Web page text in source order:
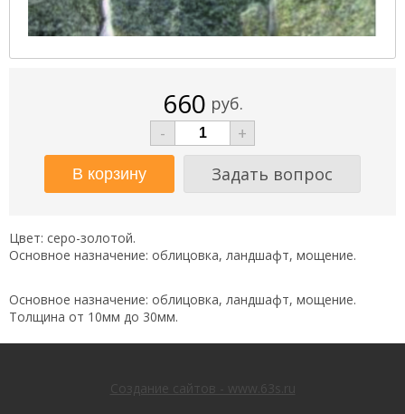
660 руб.
-
+
Задать вопрос
Цвет: серо-золотой.
Основное назначение: облицовка, ландшафт, мощение.
Основное назначение: облицовка, ландшафт, мощение.
Толщина от 10мм до 30мм.
Создание сайтов - www.63s.ru